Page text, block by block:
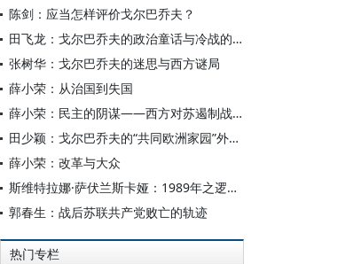
陈剑：应当怎样评价戈尔巴乔夫？
田飞龙：戈尔巴乔夫的政治童话与冷战的继续
张树华：戈尔巴乔夫的迷思与西方谜局
薛小荣：从治国到失国
薛小荣：民主的阴谋——西方对苏遏制战略与戈尔巴乔夫改革的意识形态陷阱
田少颖：戈尔巴乔夫的“共同欧洲家园”外交构想研究
薛小荣：改革与大众
斯维特拉娜·萨伏兰斯卡娅：1989年之逻辑：苏联从东欧的和平撤出
郭春生：战后苏联共产党败亡的轨迹
热门专栏